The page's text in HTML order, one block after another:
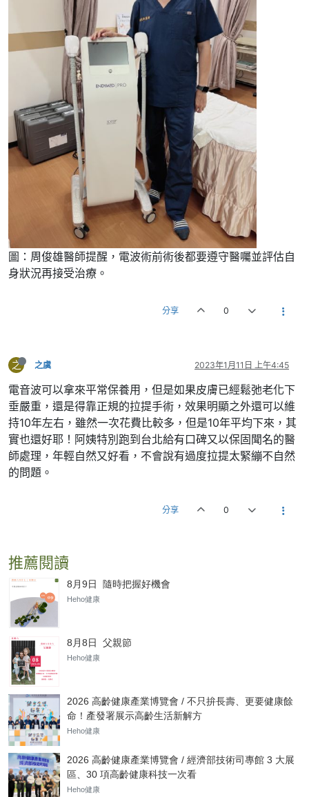
圖：周俊雄醫師提醒，電波術前術後都要遵守醫囑並評估自
身狀況再接受治療。
分享 0
之 之虞 2023年1月11日 上午4:45
電音波可以拿來平常保養用，但是如果皮膚已經鬆弛老化下
垂嚴重，還是得靠正規的拉提手術，效果明顯之外還可以維
持10年左右，雖然一次花費比較多，但是10年平均下來，其
實也還好耶！阿姨特別跑到台北給有口碑又以保固聞名的醫
師處理，年輕自然又好看，不會說有過度拉提太緊繃不自然
的問題。
分享 0
推薦閱讀